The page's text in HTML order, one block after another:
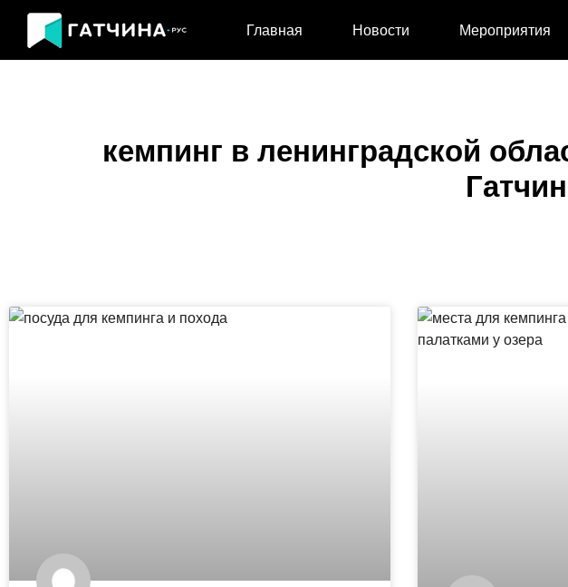
Главная Новости Мероприятия
кемпинг в ленинградской